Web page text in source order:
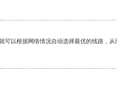
以根据网络情况自动选择最优的线路，从